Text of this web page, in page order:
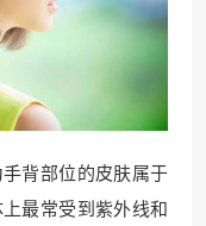
背部位的皮肤属于
最常受到紫外线和